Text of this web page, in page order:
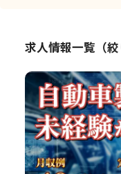
求人情報一覧（絞